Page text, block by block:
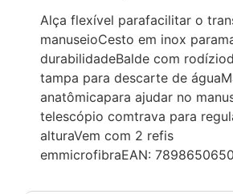
Alça flexível parafacilitar o
manuseioCesto em inox
durabilidadeBalde com
tampa para descarte de
anatômicapara ajudar no
telescópio comtrava para
alturaVem com 2 refis
emmicrofibraEAN: